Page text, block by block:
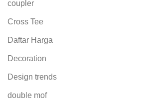
coupler
Cross Tee
Daftar Harga
Decoration
Design trends
double mof